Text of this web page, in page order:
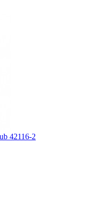
42116-2